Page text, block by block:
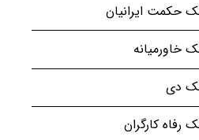
حکمت ایرانیان
خاورمیانه
دی
رفاه کارگران